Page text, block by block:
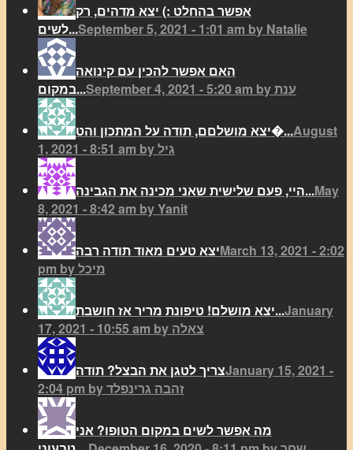
אפשר בהחלט :) יצא מדהים, רק
לשים...September 5, 2021 - 1:01 am by Natalie
האם אפשר להכין עם קינואה
במקום...
September 4, 2021 - 5:20 am by ענת
יצא מושלםם, תודה על המתכון והט�...August
1, 2021 - 8:51 am by גיל
היי, פעם שלישית שאני מכינה את הגבינה...May
8, 2021 - 8:42 am by Yanit
יצא טעים מאוד תודה רבהMarch 13, 2021 - 2:02
pm by מיכל
יצא מושלם! טיפונת מריר אז חושבת...January
17, 2021 - 10:55 am by צאלה
צריך לטגן את הבצל? תודהJanuary 15, 2021 -
2:04 pm by זהבה גרינפלד
מה אפשר לשים במקום הטופו? אני